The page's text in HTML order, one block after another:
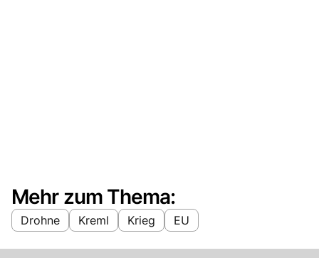
Mehr zum Thema:
Drohne Kreml Krieg EU